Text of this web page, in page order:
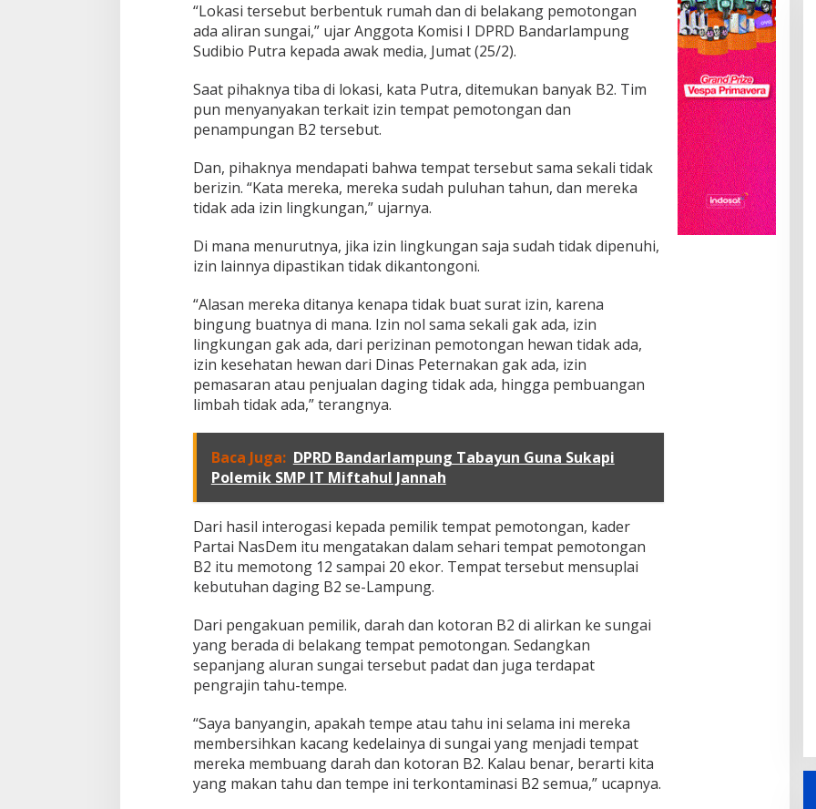
l
a
m
u
n
g
T
m
u
k
a
P
e
m
t
o
n
g
a
n
B
i
d
a
k
B
e
r
i
z
n
e
r
d
r
P
u
l
“Lokasi tersebut berbentuk rumah dan di belakang pemotongan
ada aliran sungai,” ujar Anggota Komisi I DPRD Bandarlampung
Sudibio Putra kepada awak media, Jumat (25/2).
Saat pihaknya tiba di lokasi, kata Putra, ditemukan banyak B2. Tim
pun menyanyakan terkait izin tempat pemotongan dan
penampungan B2 tersebut.
Dan, pihaknya mendapati bahwa tempat tersebut sama sekali tidak
berizin. “Kata mereka, mereka sudah puluhan tahun, dan mereka
tidak ada izin lingkungan,” ujarnya.
Di mana menurutnya, jika izin lingkungan saja sudah tidak dipenuhi,
izin lainnya dipastikan tidak dikantongoni.
“Alasan mereka ditanya kenapa tidak buat surat izin, karena
bingung buatnya di mana. Izin nol sama sekali gak ada, izin
lingkungan gak ada, dari perizinan pemotongan hewan tidak ada,
izin kesehatan hewan dari Dinas Peternakan gak ada, izin
pemasaran atau penjualan daging tidak ada, hingga pembuangan
limbah tidak ada,” terangnya.
Baca Juga: DPRD Bandarlampung Tabayun Guna Sukapi
Polemik SMP IT Miftahul Jannah
Dari hasil interogasi kepada pemilik tempat pemotongan, kader
Partai NasDem itu mengatakan dalam sehari tempat pemotongan
B2 itu memotong 12 sampai 20 ekor. Tempat tersebut mensuplai
kebutuhan daging B2 se-Lampung.
Dari pengakuan pemilik, darah dan kotoran B2 di alirkan ke sungai
yang berada di belakang tempat pemotongan. Sedangkan
sepanjang aluran sungai tersebut padat dan juga terdapat
pengrajin tahu-tempe.
“Saya banyangin, apakah tempe atau tahu ini selama ini mereka
membersihkan kacang kedelainya di sungai yang menjadi tempat
mereka membuang darah dan kotoran B2. Kalau benar, berarti kita
yang makan tahu dan tempe ini terkontaminasi B2 semua,” ucapnya.